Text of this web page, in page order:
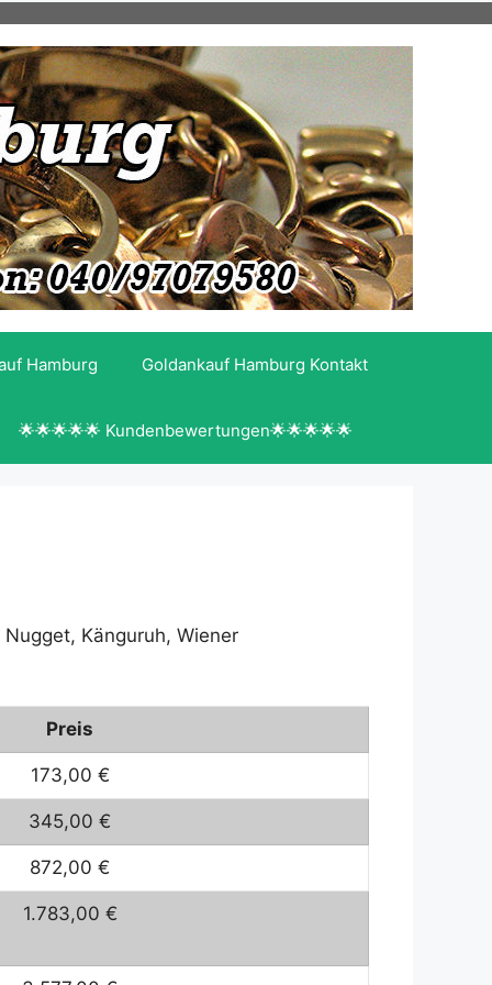
Hamburg Goldankauf Hamburg Kontakt
🌟🌟🌟🌟🌟 Kundenbewertungen🌟🌟🌟🌟🌟
Känguruh, Wiener
Preis
173,00 €
345,00 €
872,00 €
1.783,00 €